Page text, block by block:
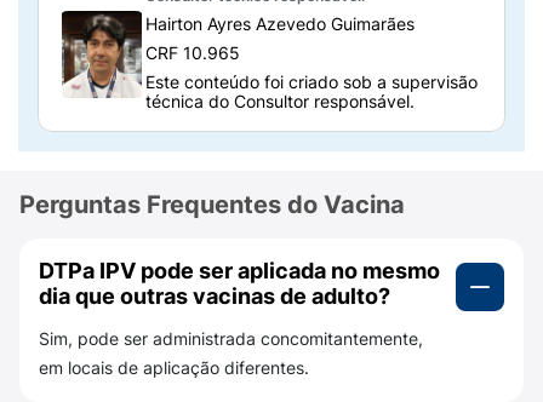
potencialmente graves:
Difteria;
Coqueluche;
Poliomielite.
A vacina Refortrix contém:
Toxóide diftérico e tetânico;
Hairton Ayres Azevedo Guimarães
CRF 10.965
Este conteúdo foi criado sob a supervisão
técnica do Consultor responsável.
Perguntas Frequentes do Vacina
DTPa IPV pode ser aplicada no mesmo
dia que outras vacinas de adulto?
Sim, pode ser administrada concomitantemente,
em locais de aplicação diferentes.